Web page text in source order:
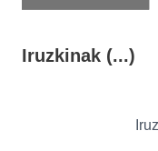
Iruzkinak (...)